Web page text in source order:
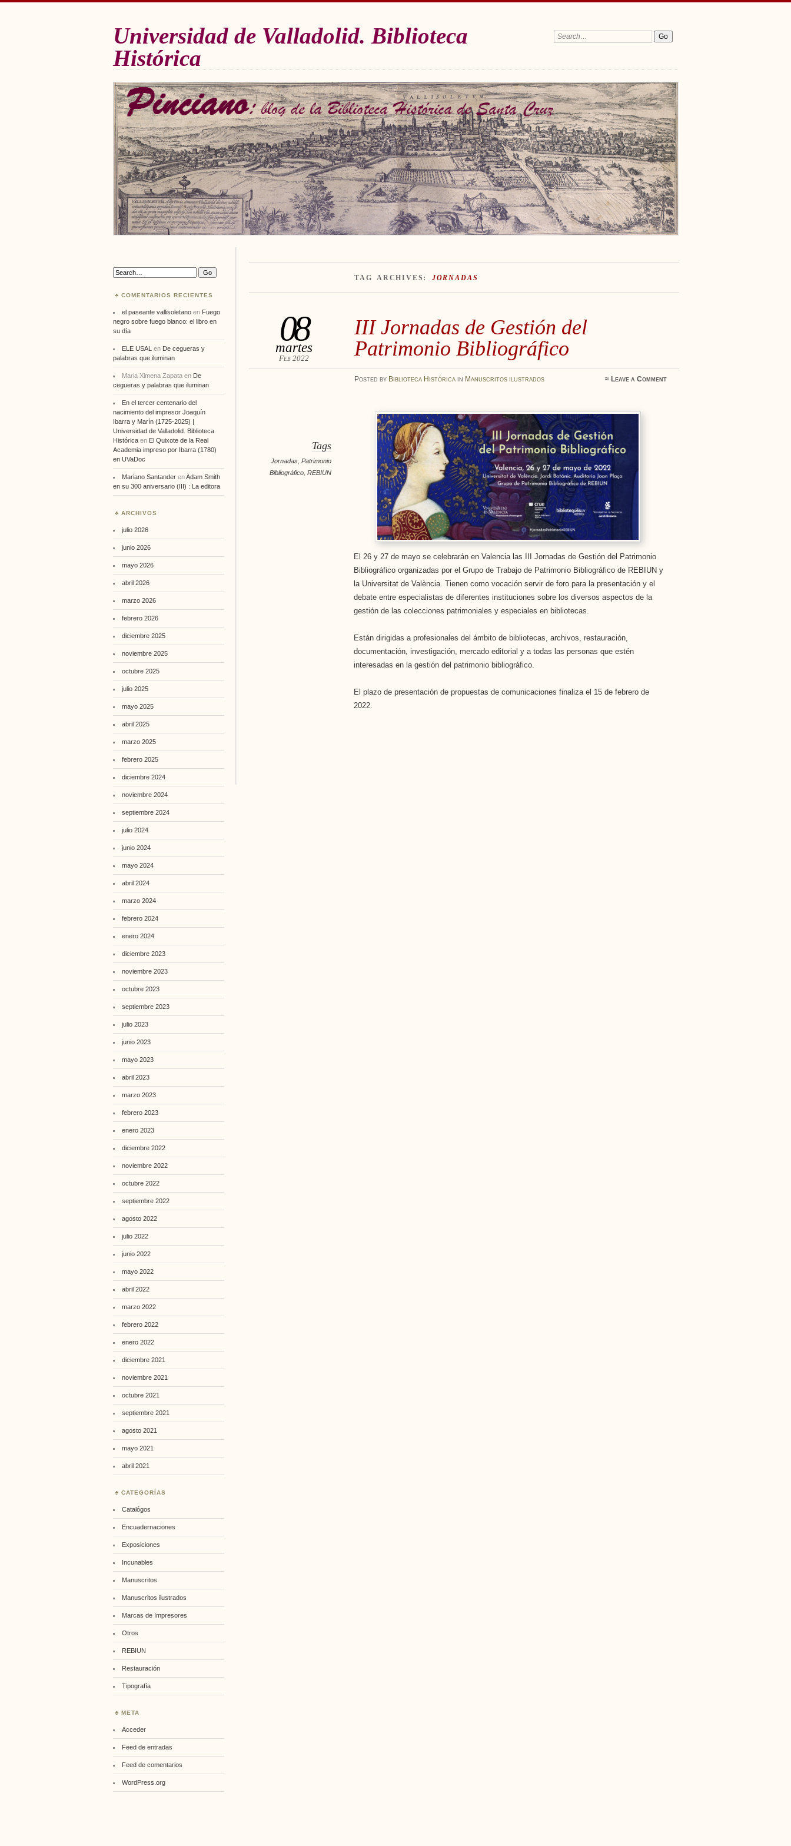
Universidad de Valladolid. Biblioteca
Histórica
Search:
TAG ARCHIVES: JORNADAS
III Jornadas de Gestión del
Patrimonio Bibliográfico
08
martes
Feb 2022
Posted by Biblioteca Históricain Manuscritos ilustrados ≈ Leave a Comment
Tags
Jornadas ,Patrimonio
Bibliográfico ,REBIUN
El 26 y 27 de mayo se celebrarán en Valencia las III Jornadas de Gestión del Patrimonio
Bibliográfico organizadas por el Grupo de Trabajo de Patrimonio Bibliográfico de REBIUN y
la Universitat de València. Tienen como vocación servir de foro para la presentación y el
debate entre especialistas de diferentes instituciones sobre los diversos aspectos de la
gestión de las colecciones patrimoniales y especiales en bibliotecas.
Están dirigidas a profesionales del ámbito de bibliotecas, archivos, restauración,
documentación, investigación, mercado editorial y a todas las personas que estén
interesadas en la gestión del patrimonio bibliográfico.
El plazo de presentación de propuestas de comunicaciones finaliza el 15 de febrero de
2022.
Search:
COMENTARIOS RECIENTES
el paseante vallisoletanoen Fuego
negro sobre fuego blanco: el libro en
su día
ELE USAL en De cegueras y
palabras que iluminan
Maria Ximena Zapataen De
cegueras y palabras que iluminan
En el tercer centenario del
nacimiento del impresor Joaquín
Ibarra y Marín (1725-2025) |
Universidad de Valladolid. Biblioteca
Histórica en El Quixote de la Real
Academia impreso por Ibarra (1780)
en UVaDoc
Mariano SantanderenAdam Smith
en su 300 aniversario (III) : La editora
ARCHIVOS
julio 2026
junio 2026
mayo 2026
abril 2026
marzo 2026
febrero 2026
diciembre 2025
noviembre 2025
octubre 2025
julio 2025
mayo 2025
abril 2025
marzo 2025
febrero 2025
diciembre 2024
noviembre 2024
septiembre 2024
julio 2024
junio 2024
mayo 2024
abril 2024
marzo 2024
febrero 2024
enero 2024
diciembre 2023
noviembre 2023
octubre 2023
septiembre 2023
julio 2023
junio 2023
mayo 2023
abril 2023
marzo 2023
febrero 2023
enero 2023
diciembre 2022
noviembre 2022
octubre 2022
septiembre 2022
agosto 2022
julio 2022
junio 2022
mayo 2022
abril 2022
marzo 2022
febrero 2022
enero 2022
diciembre 2021
noviembre 2021
octubre 2021
septiembre 2021
agosto 2021
mayo 2021
abril 2021
CATEGORÍAS
Catalógos
Encuadernaciones
Exposiciones
Incunables
Manuscritos
Manuscritos ilustrados
Marcas de Impresores
Otros
REBIUN
Restauración
Tipografía
META
Acceder
Feed de entradas
Feed de comentarios
WordPress.org